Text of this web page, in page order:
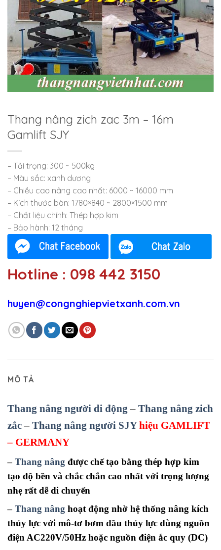
Thang nâng zich zac 3m – 16m
Gamlift SJY
– Tải trọng: 300 ~ 500kg
– Màu sắc: xanh dương
– Chiều cao nâng cao nhất: 6000 ~ 16000 mm
– Kích thước bàn: 1780×840 ~ 2800×1500 mm
– Chất liệu chính: Thép hợp kim
– Bảo hành: 12 tháng
Hotline : 098 442 3150
huyen@congnghiepvietxanh.com.vn
MÔ TẢ
Thang nâng người di động – Thang nâng zich
zắc– Thang nâng người SJY hiệu GAMLIFT
– GERMANY
– Thang nâng được chế tạo bằng thép hợp kim
tạo độ bền và chắc chắn cao nhất với trọng lượng
nhẹ rất dễ di chuyển
– Thang nâng hoạt động nhờ hệ thống nâng kích
thủy lực với mô-tơ bơm dầu thủy lực dùng nguồn
điện AC220V/50Hz hoặc nguồn điện ắc quy (DC)